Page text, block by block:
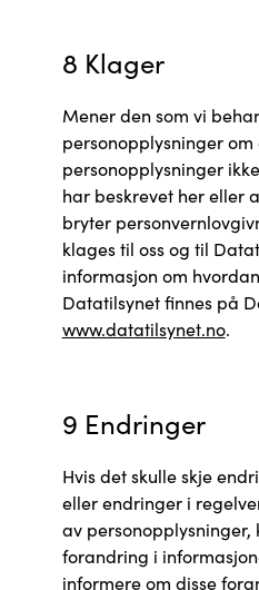
8 Klager
Mener den som vi
personopplysninger
personopplysninger
har beskrevet her eller
bryter
klages til oss og til
informasjon om
Datatilsynet finnes på
www.datatilsynet.no.
9 Endringer
Hvis det skulle skje
eller endringer i
av
forandring i
informere om disse